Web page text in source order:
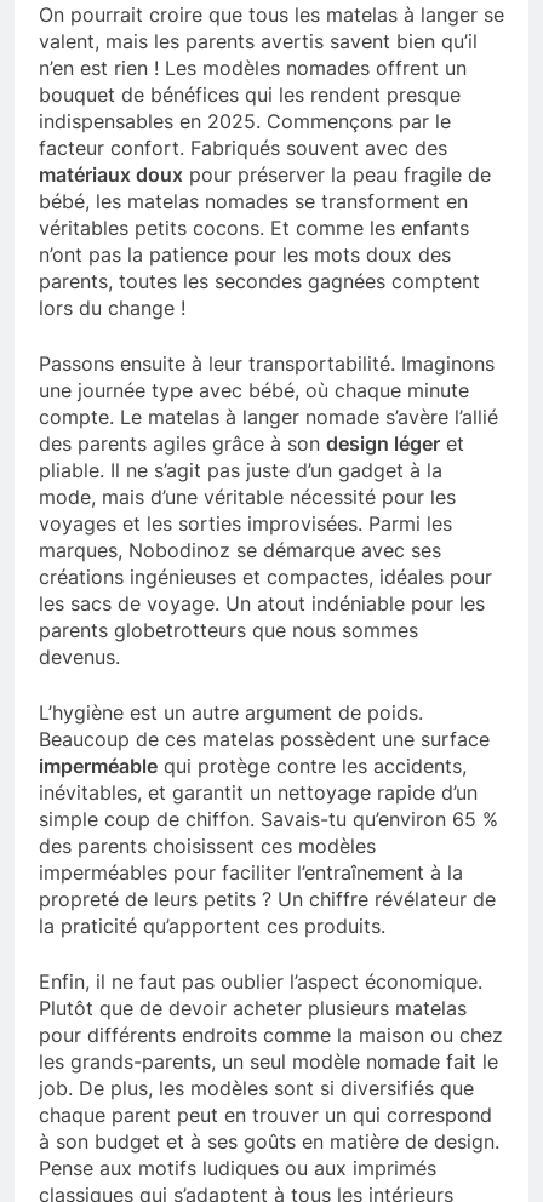
On pourrait croire que tous les matelas à langer se
valent, mais les parents avertis savent bien qu’il
n’en est rien ! Les modèles nomades offrent un
bouquet de bénéfices qui les rendent presque
indispensables en 2025. Commençons par le
facteur confort. Fabriqués souvent avec des
matériaux doux pour préserver la peau fragile de
bébé, les matelas nomades se transforment en
véritables petits cocons. Et comme les enfants
n’ont pas la patience pour les mots doux des
parents, toutes les secondes gagnées comptent
lors du change !
Passons ensuite à leur transportabilité. Imaginons
une journée type avec bébé, où chaque minute
compte. Le matelas à langer nomade s’avère l’allié
des parents agiles grâce à son design léger et
pliable. Il ne s’agit pas juste d’un gadget à la
mode, mais d’une véritable nécessité pour les
voyages et les sorties improvisées. Parmi les
marques, Nobodinoz se démarque avec ses
créations ingénieuses et compactes, idéales pour
les sacs de voyage. Un atout indéniable pour les
parents globetrotteurs que nous sommes
devenus.
L’hygiène est un autre argument de poids.
Beaucoup de ces matelas possèdent une surface
imperméable qui protège contre les accidents,
inévitables, et garantit un nettoyage rapide d’un
simple coup de chiffon. Savais-tu qu’environ 65 %
des parents choisissent ces modèles
imperméables pour faciliter l’entraînement à la
propreté de leurs petits ? Un chiffre révélateur de
la praticité qu’apportent ces produits.
Enfin, il ne faut pas oublier l’aspect économique.
Plutôt que de devoir acheter plusieurs matelas
pour différents endroits comme la maison ou chez
les grands-parents, un seul modèle nomade fait le
job. De plus, les modèles sont si diversifiés que
chaque parent peut en trouver un qui correspond
à son budget et à ses goûts en matière de design.
Pense aux motifs ludiques ou aux imprimés
classiques qui s’adaptent à tous les intérieurs